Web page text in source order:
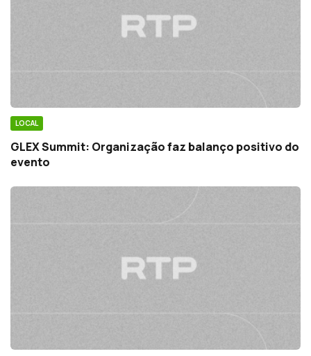
LOCAL
GLEX Summit: Organização faz balanço positivo do
evento